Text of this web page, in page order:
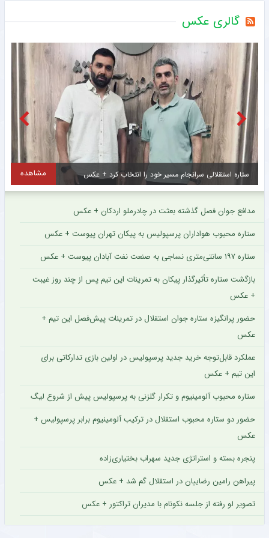
گالری عکس
مهره کلیدی استون ویلا به پاری سن ژرمن پیوست + عکس مشاهده
مدافع جوان فصل گذشته بعثت در چادرملو اردکان + عکس
ستاره محبوب هواداران پرسپولیس به پیکان تهران پیوست + عکس
ستاره ۱۹۷ سانتی‌متری نساجی به صنعت نفت آبادان پیوست + عکس
بازگشت ستاره تأثیرگذار پیکان به تمرینات این تیم پس از چند روز غیبت
+ عکس
حضور پرانگیزه ستاره جوان استقلال در تمرینات پیش‌فصل این تیم +
عکس
عملکرد قابل‌توجه خرید جدید پرسپولیس در اولین بازی تدارکاتی برای
این تیم + عکس
ستاره محبوب آلومینیوم و تکرار گلزنی به پرسپولیس پیش از شروع لیگ
حضور دو ستاره محبوب استقلال در ترکیب آلومینیوم برابر پرسپولیس +
عکس
پنجره بسته و استراتژی جدید سهراب بختیاری‌زاده
پیراهن رامین رضاییان در استقلال گم شد + عکس
تصویر لو رفته از جلسه نکونام با مدیران تراکتور + عکس